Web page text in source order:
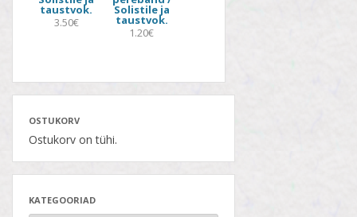
taustvok.
3.50€
Solistile ja
taustvok.
1.20€
OSTUKORV
Ostukorv on tühi.
KATEGOORIAD